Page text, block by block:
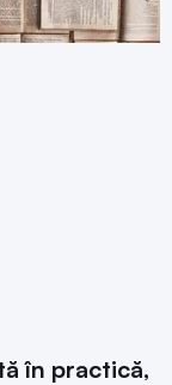
în practică,